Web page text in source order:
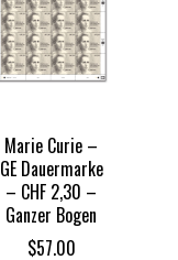
Marie Curie –
GE Dauermarke
– CHF 2,30 –
Ganzer Bogen
$57.00